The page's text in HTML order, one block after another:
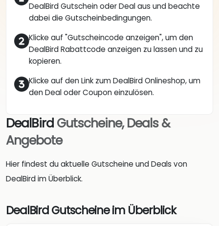
DealBird Gutschein oder Deal aus und beachte
dabei die Gutscheinbedingungen.
Klicke auf "Gutscheincode anzeigen", um den
DealBird Rabattcode anzeigen zu lassen und zu
kopieren.
Klicke auf den Link zum DealBird Onlineshop, um
den Deal oder Coupon einzulösen.
DealBird Gutscheine, Deals &
Angebote
Hier findest du aktuelle Gutscheine und Deals von
DealBird im Überblick.
DealBird Gutscheine im Überblick